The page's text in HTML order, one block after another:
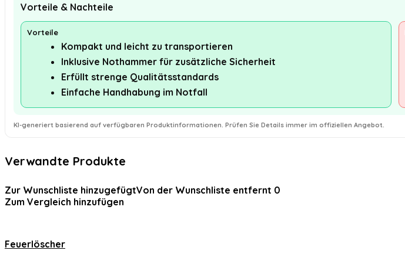
Vorteile & Nachteile
Vorteile
Kompakt und leicht zu transportieren
Inklusive Nothammer für zusätzliche Sicherheit
Erfüllt strenge Qualitätsstandards
Einfache Handhabung im Notfall
KI-generiert basierend auf verfügbaren Produktinformationen. Prüfen Sie Details immer im offiziellen Angebot.
Verwandte Produkte
Zur Wunschliste hinzugefügtVon der Wunschliste entfernt 0
Zum Vergleich hinzufügen
Feuerlöscher